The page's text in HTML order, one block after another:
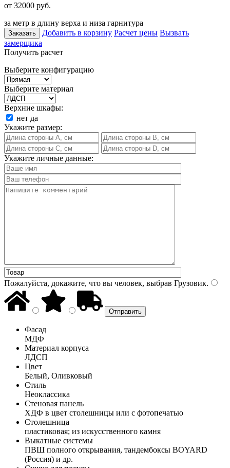
от 32000 руб.
за метр в длину верха и низа гарнитура
Заказать Добавить в корзину Расчет цены Вызвать
замерщика
Получить расчет
Выберите конфигурацию
Выберите материал
Верхние шкафы:
нет да
Укажите размер:
Укажите личные данные:
Пожалуйста, докажите, что вы человек, выбрав Грузовик.
Фасад
МДФ
Материал корпуса
ЛДСП
Цвет
Белый, Оливковый
Стиль
Неоклассика
Стеновая панель
ХДФ в цвет столешницы или с фотопечатью
Столешница
пластиковая; из искусственного камня
Выкатные системы
ПВШ полного открывания, тандембоксы BOYARD
(Россия) и др.